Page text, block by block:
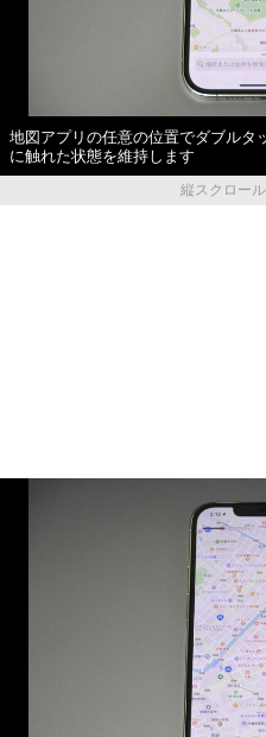
地図アプリの任意の位置でダブルタ
に触れた状態を維持します
縦スクロー